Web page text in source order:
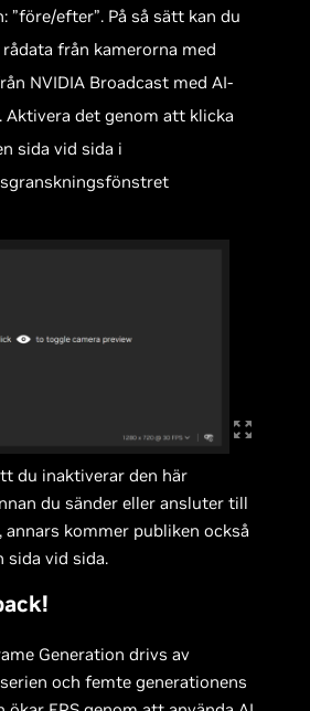
”före/efter”. På så sätt kan du
från kamerorna med
NVIDIA Broadcast med AI-
Aktivera det genom att klicka
sida vid sida i
du inaktiverar den här
du sänder eller ansluter till
annars kommer publiken också
sida vid sida.
Generation drivs av
och femte generationens